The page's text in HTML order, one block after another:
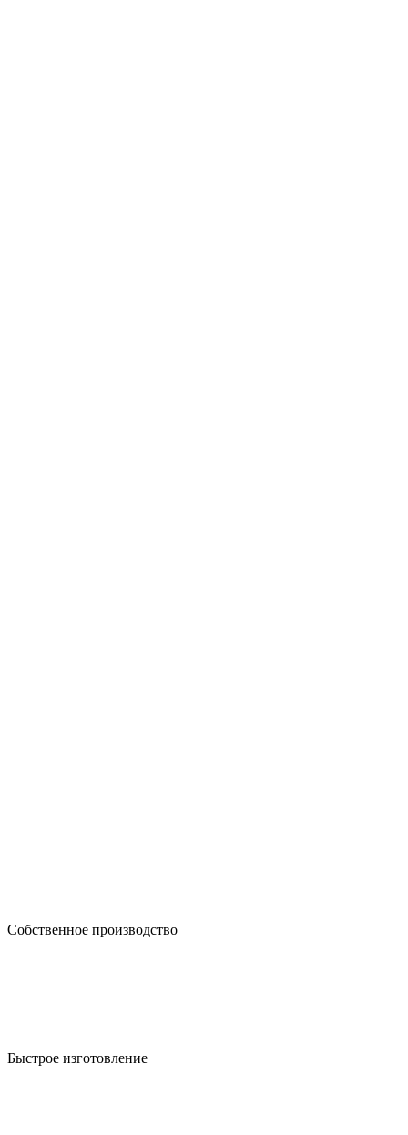
Собственное производство
Быстрое изготовление